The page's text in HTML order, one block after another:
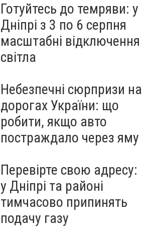
Готуйтесь до темряви: у
Дніпрі з 3 по 6 серпня
масштабні відключення
світла
Небезпечні сюрпризи на
дорогах України: що
робити, якщо авто
постраждало через яму
Перевірте свою адресу:
у Дніпрі та районі
тимчасово припинять
подачу газу